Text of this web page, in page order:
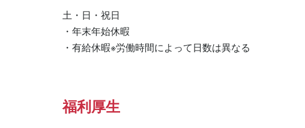
土・日・祝日
・年末年始休暇
・有給休暇※労働時間によって日数は異なる
福利厚生